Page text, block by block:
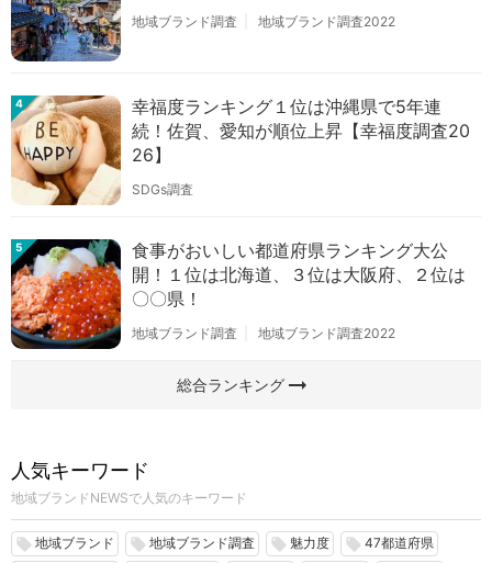
地域ブランド調査 地域ブランド調査2022
4
幸福度ランキング１位は沖縄県で5年連
続！佐賀、愛知が順位上昇【幸福度調査20
26】
SDGs調査
5
食事がおいしい都道府県ランキング大公
開！１位は北海道、３位は大阪府、２位は
〇〇県！
地域ブランド調査 地域ブランド調査2022
総合ランキングarrow_right_alt
人気キーワード
地域ブランドNEWSで人気のキーワード
local_offer 地域ブランド local_offer 地域ブランド調査 local_offer 魅力度 local_offer 47都道府県